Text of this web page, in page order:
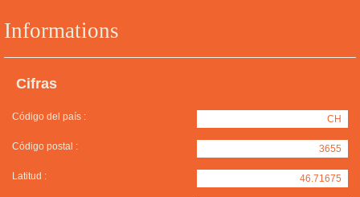
Informations
Cifras
Código del país : CH
Código postal : 3655
Latitud : 46.71675